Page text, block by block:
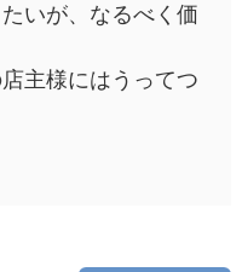
いが、なるべく価
主様にはうってつ